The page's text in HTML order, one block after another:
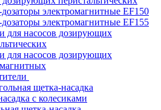
электромагнитные EF150
электромагнитные EF155
для насосов дозирующих
для насосов дозирующих
щетка-насадка
с колесиками